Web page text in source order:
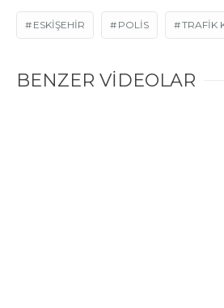
ESKIŞEHIR POLIS TRAFIK
BENZER VİDEOLAR